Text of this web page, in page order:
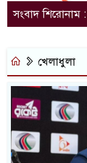
সংবাদ শিরোনাম
কুবিতে
খেলাধুলা